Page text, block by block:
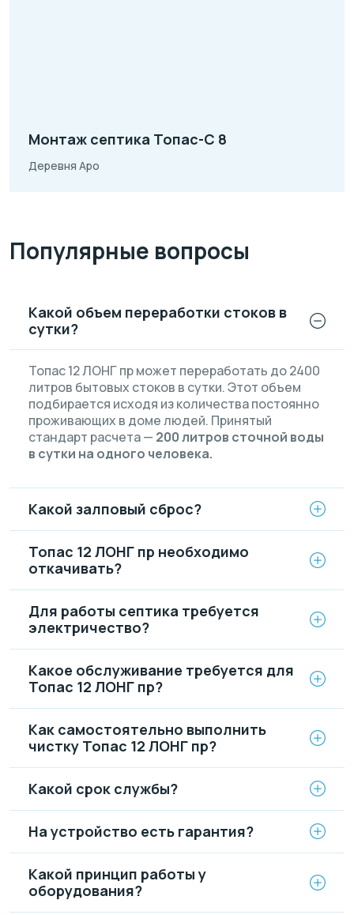
Монтаж септика Топас-С 8
Деревня Аро
Популярные вопросы
Какой объем переработки стоков в
сутки?
Топас 12 ЛОНГ пр может переработать до 2400
литров бытовых стоков в сутки. Этот объем
подбирается исходя из количества постоянно
проживающих в доме людей. Принятый
стандарт расчета — 200 литров сточной воды
в сутки на одного человека.
Какой залповый сброс?
Топас 12 ЛОНГ пр необходимо
откачивать?
Для работы септика требуется
электричество?
Какое обслуживание требуется для
Топас 12 ЛОНГ пр?
Как самостоятельно выполнить
чистку Топас 12 ЛОНГ пр?
Какой срок службы?
На устройство есть гарантия?
Какой принцип работы у
оборудования?